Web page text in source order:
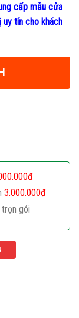
cấp mẫu cửa
uy tín cho khách
3.000.000đ
gói